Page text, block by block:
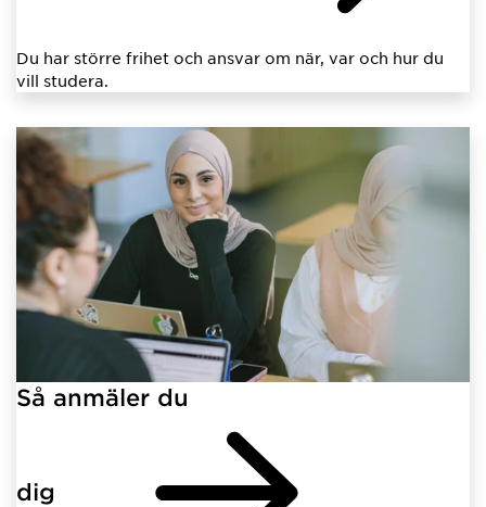
Du har större frihet och ansvar om när, var och hur du
vill studera.
Så anmäler du
dig